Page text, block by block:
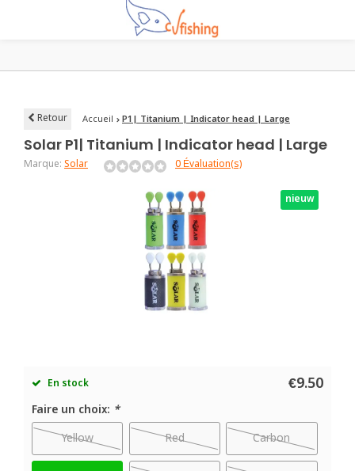
Retour Accueil P1| Titanium | Indicator head | Large
Solar P1| Titanium | Indicator head | Large
Marque: Solar 0 Évaluation(s)
nieuw
En stock €9.50
Faire un choix: *
Yellow
Red Carbon